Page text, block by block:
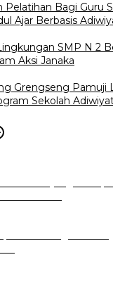
Pelatihan Bagi Guru
Ajar Berbasis
SMP N 2
Aksi Janaka
Grengseng Pamuji
Sekolah